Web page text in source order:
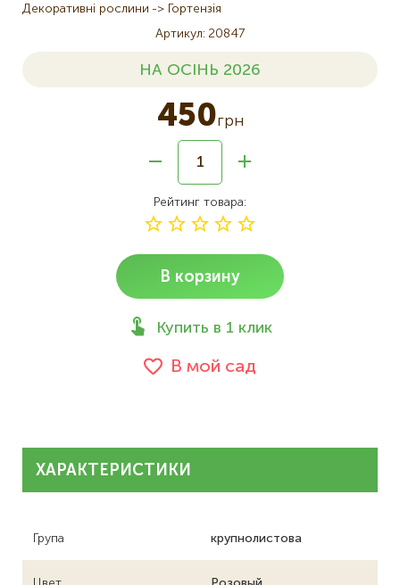
Декоративні рослини
Гортензія
Артикул 20847
НА ОСІНЬ 2026
450грн
Рейтинг товара
В корзину
Купить в 1 клик
В мой сад
ХАРАКТЕРИСТИКИ
Група крупнолистова